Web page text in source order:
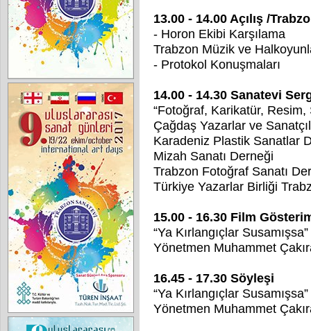
13.00 - 14.00 Açılış /
- Horon Ekibi Karşılama
Trabzon Müzik ve
- Protokol Konuşmaları
14.00 - 14.30 Sanatevi
“Fotoğraf, Karikatür, Resim,
Çağdaş Yazarlar ve
Karadeniz Plastik Sanatlar
Mizah Sanatı Derneği
Trabzon Fotoğraf Sanatı
Türkiye Yazarlar Birliği
15.00 - 16.30 Film
“Ya Kırlangıçlar Susamışsa”
Yönetmen Muhammet
16.45 - 17.30 Söyleşi
“Ya Kırlangıçlar
Yönetmen Muhammet